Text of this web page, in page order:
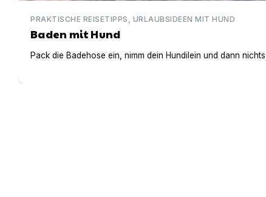
PRAKTISCHE REISETIPPS, URLAUBSIDEEN MIT HUND
Baden mit Hund
Pack die Badehose ein, nimm dein Hundilein und dann